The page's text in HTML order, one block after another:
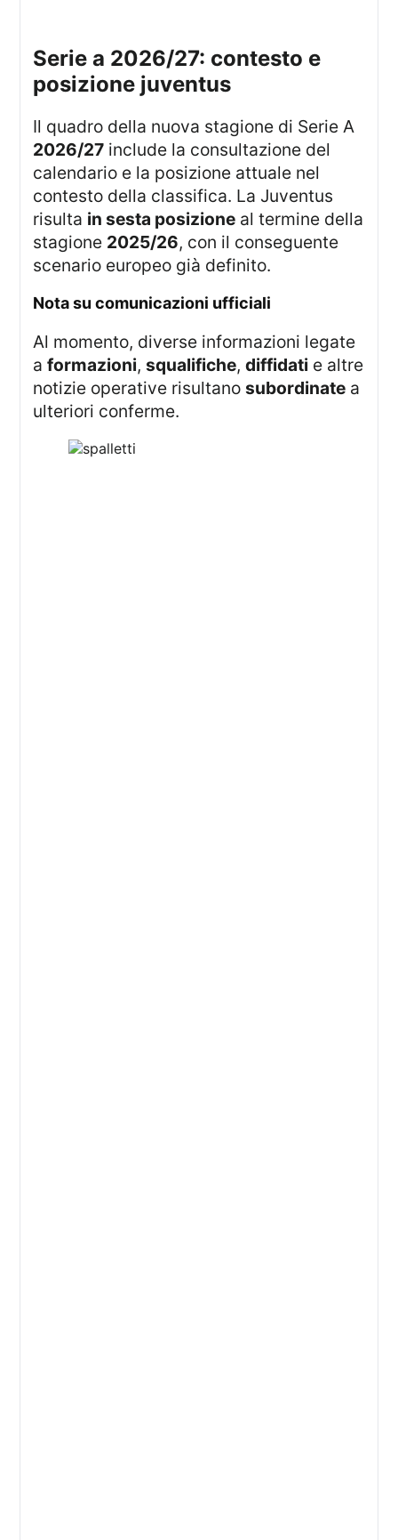
serie a 2026/27: contesto e
posizione juventus
Il quadro della nuova stagione di Serie A
2026/27 include la consultazione del
calendario e la posizione attuale nel
contesto della classifica. La Juventus
risulta in sesta posizione al termine della
stagione 2025/26, con il conseguente
scenario europeo già definito.
nota su comunicazioni ufficiali
Al momento, diverse informazioni legate
aformazioni,squalifiche,diffidati e altre
notizie operative risultanosubordinate a
ulteriori conferme.